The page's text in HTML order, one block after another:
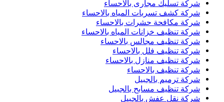
شركة تسليك مجارى بالاحساء
شركة كشف تسربات المياه بالاحساء
شركة مكافحة حشرات بالاحساء
شركة تنظيف خزانات المياه بالاحساء
شركة تنظيف مجالس بالاحساء
شركة تنظيف فلل بالاحساء
شركة تنظيف منازل بالاحساء
شركة تنظيف بالاحساء
شركة ترميم بالجبيل
شركة تنظيف مسابح بالجبيل
شركة نقل عفش بالجبيل